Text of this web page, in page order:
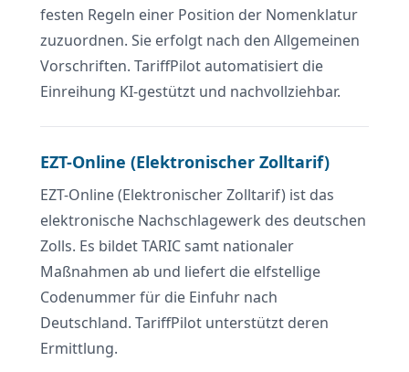
festen Regeln einer Position der Nomenklatur
zuzuordnen. Sie erfolgt nach den Allgemeinen
Vorschriften. TariffPilot automatisiert die
Einreihung KI-gestützt und nachvollziehbar.
EZT-Online (Elektronischer Zolltarif)
EZT-Online (Elektronischer Zolltarif) ist das
elektronische Nachschlagewerk des deutschen
Zolls. Es bildet TARIC samt nationaler
Maßnahmen ab und liefert die elfstellige
Codenummer für die Einfuhr nach
Deutschland. TariffPilot unterstützt deren
Ermittlung.